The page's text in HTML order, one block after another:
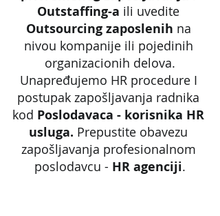
Outstaffing-a ili uvedite
Outsourcing zaposlenih na
nivou kompanije ili pojedinih
organizacionih delova.
Unapređujemo HR procedure I
postupak zapošljavanja radnika
kod Poslodavaca - korisnika HR
usluga. Prepustite obavezu
zapošljavanja profesionalnom
poslodavcu - HR agenciji.